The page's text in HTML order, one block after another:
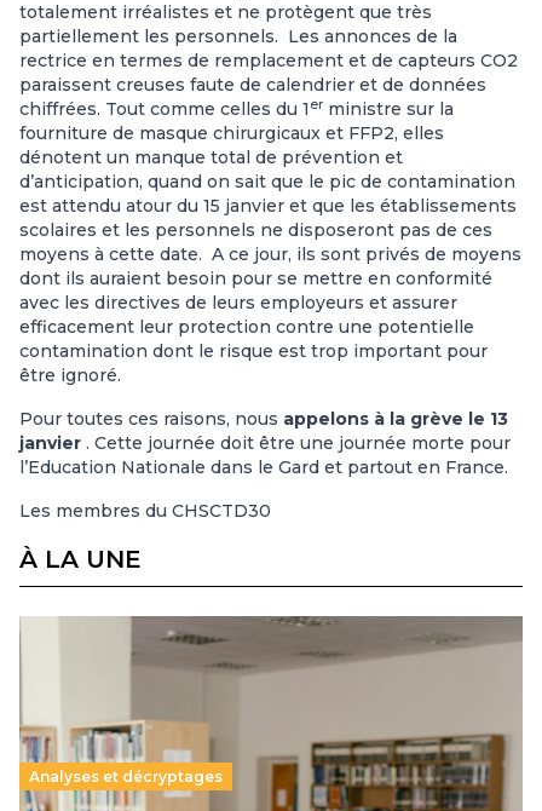
totalement irréalistes et ne protègent que très
partiellement les personnels. Les annonces de la
rectrice en termes de remplacement et de capteurs CO2
paraissent creuses faute de calendrier et de données
chiffrées. Tout comme celles du 1 er ministre sur la
fourniture de masque chirurgicaux et FFP2, elles
dénotent un manque total de prévention et
d’anticipation, quand on sait que le pic de contamination
est attendu atour du 15 janvier et que les établissements
scolaires et les personnels ne disposeront pas de ces
moyens à cette date. A ce jour, ils sont privés de moyens
dont ils auraient besoin pour se mettre en conformité
avec les directives de leurs employeurs et assurer
efficacement leur protection contre une potentielle
contamination dont le risque est trop important pour
être ignoré.
Pour toutes ces raisons, nous appelons à la grève le 13
janvier . Cette journée doit être une journée morte pour
l’Education Nationale dans le Gard et partout en France.
Les membres du CHSCTD30
À LA UNE
Analyses et décryptages